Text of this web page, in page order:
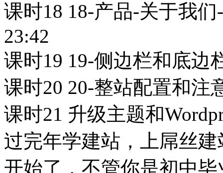
课时18 18-产品-关于我
23:42
课时19 19-侧边栏和底边
课时20 20-整站配置和注
课时21 升级主题和
过完年学建站，上屌丝
开始了，不管你是初中